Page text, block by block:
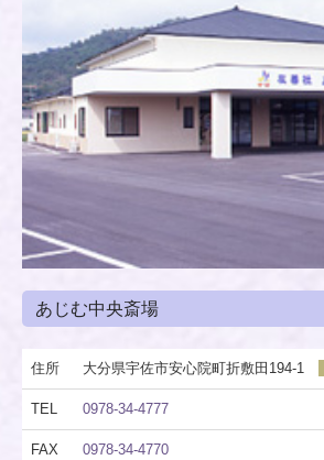
ご相談・お手続き
あじむ中央斎場
住所 大分県宇佐市安心院町折敷田194-1
TEL 0978-34-4777
FAX 0978-34-4770